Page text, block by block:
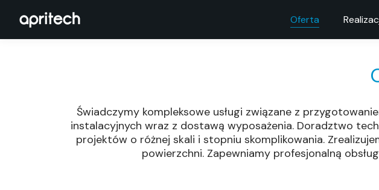
Oferta
Świadczymy kompleksowe usługi związane z
instalacyjnych wraz z dostawą wyposażenia. Doradztwo
projektów o różnej skali i stopniu skomplikowania.
powierzchni. Zapewniamy profesjonalną